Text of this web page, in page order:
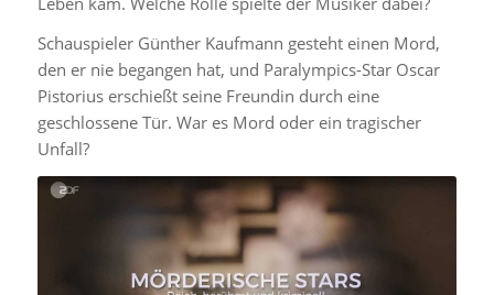
Schauspieler Günther Kaufmann gesteht einen Mord,
den er nie begangen hat, und Paralympics-Star Oscar
Pistorius erschießt seine Freundin durch eine
geschlossene Tür. War es Mord oder ein tragischer
Unfall?